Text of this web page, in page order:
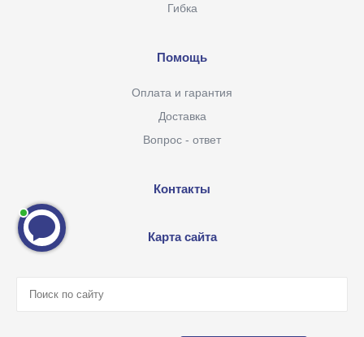
Гибка
Помощь
Оплата и гарантия
Доставка
Вопрос - ответ
Контакты
Карта сайта